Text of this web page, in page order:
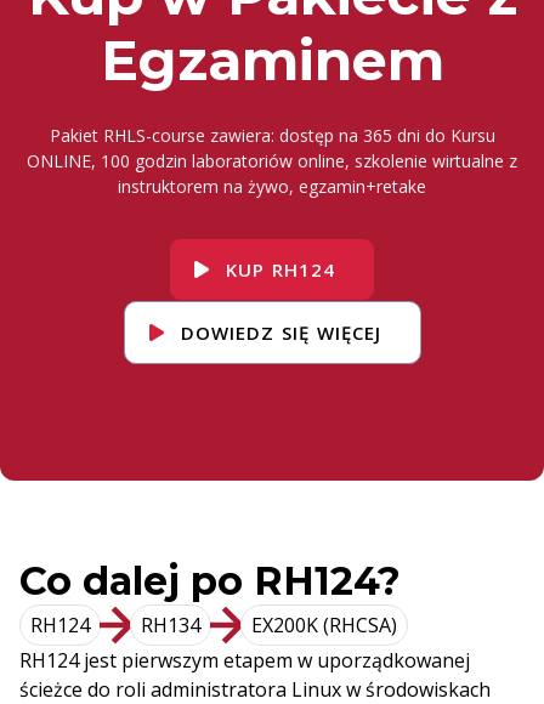
Egzaminem
Pakiet RHLS-course zawiera: dostęp na 365 dni do Kursu
ONLINE, 100 godzin laboratoriów online, szkolenie wirtualne z
instruktorem na żywo, egzamin+retake
KUP RH124
DOWIEDZ SIĘ WIĘCEJ
Co dalej po RH124?
RH124 RH134
EX200K (RHCSA)
RH124 jest pierwszym etapem w uporządkowanej
ścieżce do roli administratora Linux w środowiskach